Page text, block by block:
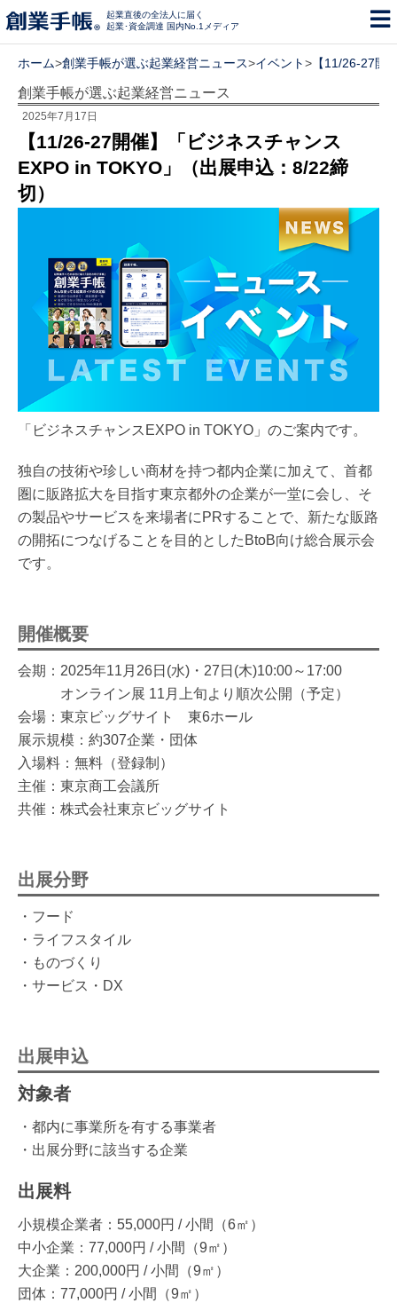
起業直後の全法人に届く
起業･資金調達 国内No.1メディア
ホーム>創業手帳が選ぶ起業経営ニュース>イベント> 【11/26-27開
創業手帳が選ぶ起業経営ニュース
2025年7月17日
【11/26-27開催】「ビジネスチャンス
EXPO in TOKYO」（出展申込：8/22締
切）
「ビジネスチャンスEXPO in TOKYO」のご案内です。
独自の技術や珍しい商材を持つ都内企業に加えて、首都
圏に販路拡大を目指す東京都外の企業が一堂に会し、そ
の製品やサービスを来場者にPRすることで、新たな販路
の開拓につなげることを目的としたBtoB向け総合展示会
です。
開催概要
会期：2025年11月26日(水)・27日(木)10:00～17:00
オンライン展 11月上旬より順次公開（予定）
会場：東京ビッグサイト 東6ホール
展示規模：約307企業・団体
入場料：無料（登録制）
主催：東京商工会議所
共催：株式会社東京ビッグサイト
出展分野
・フード
・ライフスタイル
・ものづくり
・サービス・DX
出展申込
対象者
・都内に事業所を有する事業者
・出展分野に該当する企業
出展料
小規模企業者：55,000円 / 小間（6㎡）
中小企業：77,000円 / 小間（9㎡）
大企業：200,000円 / 小間（9㎡）
団体：77,000円 / 小間（9㎡）